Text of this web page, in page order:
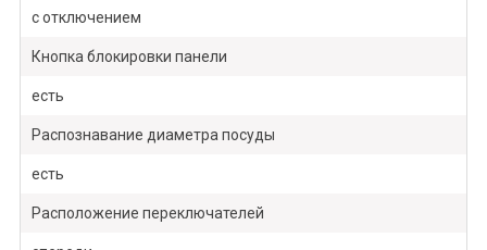
с отключением
Кнопка блокировки панели
есть
Распознавание диаметра посуды
есть
Расположение переключателей